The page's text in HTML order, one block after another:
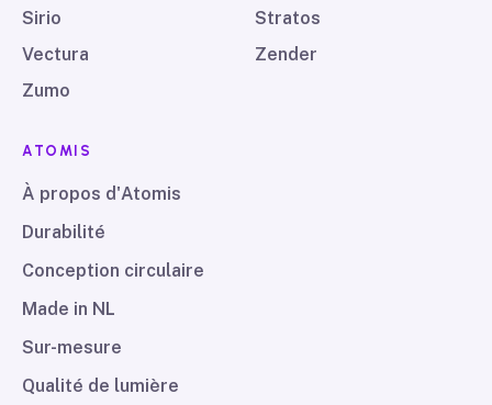
Sirio
Stratos
Vectura
Zender
Zumo
ATOMIS
À propos d'Atomis
Durabilité
Conception circulaire
Made in NL
Sur-mesure
Qualité de lumière